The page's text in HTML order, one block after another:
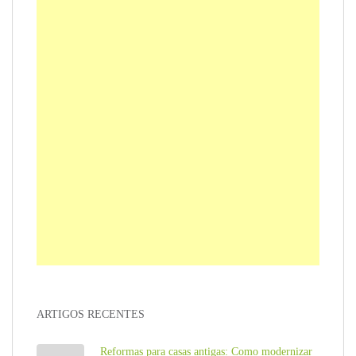
ARTIGOS RECENTES
Reformas para casas antigas: Como modernizar